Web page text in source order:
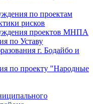
по проектам
рисков
проектов МНПА
по Уставу
г. Бодайбо и
по проекту "Народные